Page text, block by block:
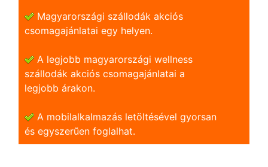
Magyarországi szállodák akciós
csomagajánlatai egy helyen.
A legjobb magyarországi wellness
szállodák akciós csomagajánlatai a
legjobb árakon.
A mobilalkalmazás letöltésével gyorsan
és egyszerũen foglalhat.